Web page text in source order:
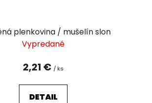
plenkovina / mušelín slon
Vypredané
2,21 € / ks
DETAIL